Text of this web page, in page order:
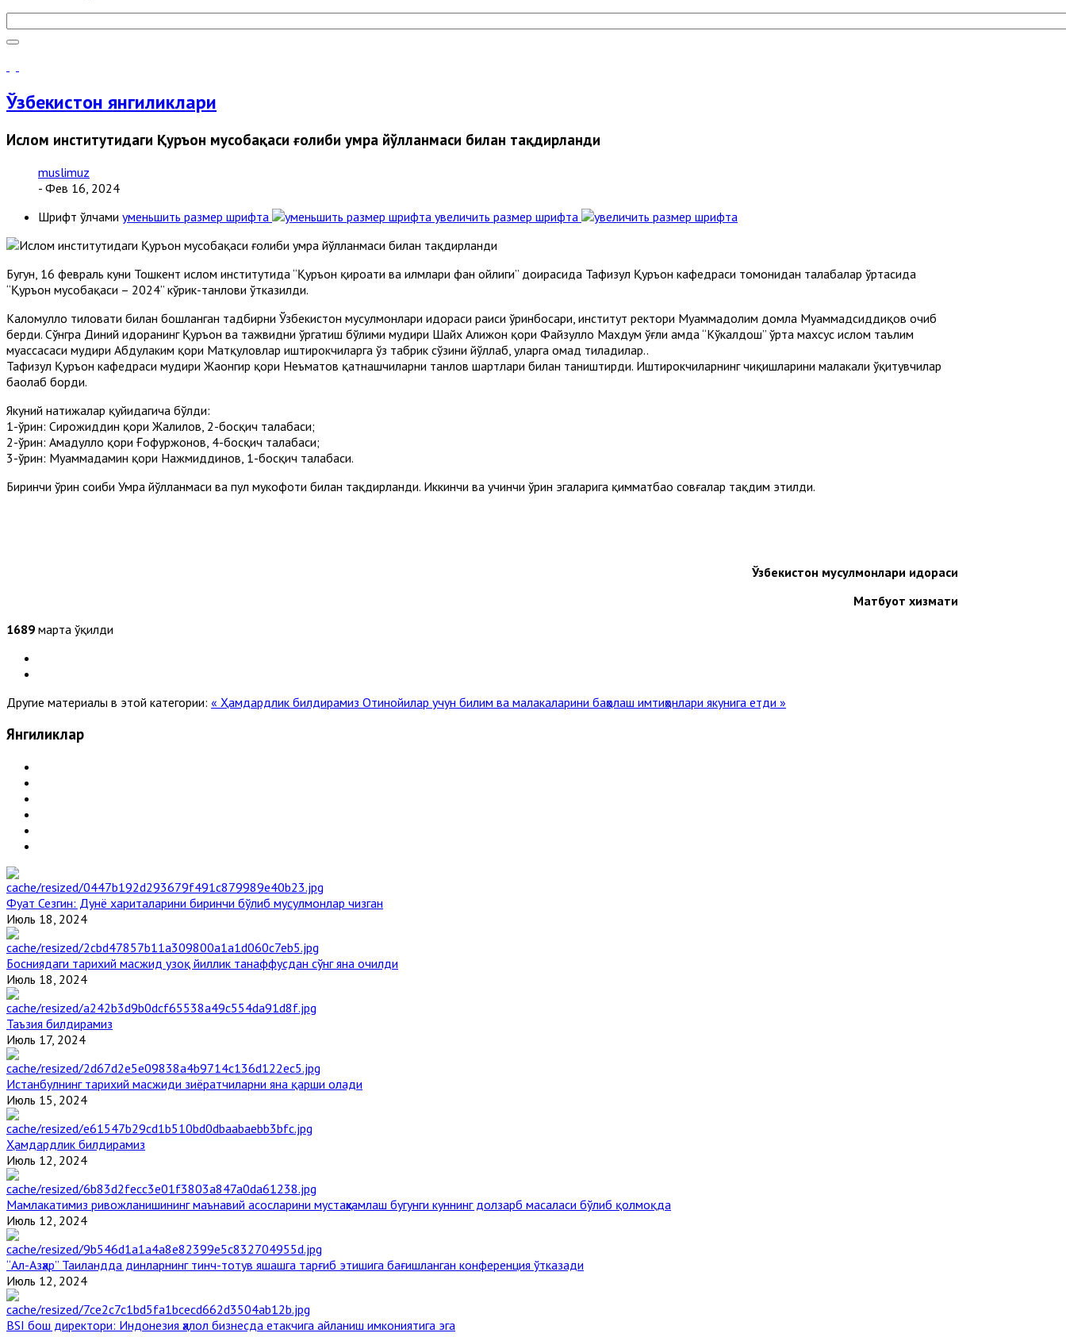
Ўзбекистон янгиликлари
Ислом институтидаги Қуръон мусобақаси ғолиби умра йўлланмаси билан тақдирланди
muslimuz
- Фев 16, 2024
Шрифт ўлчами уменьшить размер шрифта увеличить размер шрифта
Бугун, 16 февраль куни Тошкент ислом институтида “Қуръон қироати ва илмлари фан ойлиги” доирасида Таҳфизул Қуръон кафедраси томонидан талабалар ўртасида
“Қуръон мусобақаси – 2024” кўрик-танлови ўтказилди.
Каломуллоҳ тиловати билан бошланган тадбирни Ўзбекистон мусулмонлари идораси раиси ўринбосари, институт ректори Муҳаммадолим домла Муҳаммадсиддиқов очиб
берди. Сўнгра Диний идоранинг Қуръон ва тажвидни ўргатиш бўлими мудири Шайх Алижон қори Файзуллоҳ Махдум ўғли ҳамда “Кўкалдош” ўрта махсус ислом таълим
муассасаси мудири Абдулҳаким қори Матқуловлар иштирокчиларга ўз табрик сўзини йўллаб, уларга омад тиладилар..
Таҳфизул Қуръон кафедраси мудири Жаҳонгир қори Неъматов қатнашчиларни танлов шартлари билан таништирди. Иштирокчиларнинг чиқишларини малакали ўқитувчилар
баҳолаб борди.
Якуний натижалар қуйидагича бўлди:
1-ўрин: Сирожиддин қори Жалилов, 2-босқич талабаси;
2-ўрин: Аҳмадуллоҳ қори Ғофуржонов, 4-босқич талабаси;
3-ўрин: Муҳаммадамин қори Нажмиддинов, 1-босқич талабаси.
Биринчи ўрин соҳиби Умра йўлланмаси ва пул мукофоти билан тақдирланди. Иккинчи ва учинчи ўрин эгаларига қимматбаҳо совғалар тақдим этилди.
Ўзбекистон мусулмонлари идораси
Матбуот хизмати
1689 марта ўқилди
Другие материалы в этой категории: « Ҳамдардлик билдирамиз Отинойилар учун билим ва малакаларини баҳолаш имтиҳонлари якунига етди »
Янгиликлар
Фуат Сезгин: Дунё хариталарини биринчи бўлиб мусулмонлар чизган
Июль 18, 2024
Босниядаги тарихий масжид узоқ йиллик танаффусдан сўнг яна очилди
Июль 18, 2024
Таъзия билдирамиз
Июль 17, 2024
Истанбулнинг тарихий масжиди зиёратчиларни яна қарши олади
Июль 15, 2024
Ҳамдардлик билдирамиз
Июль 12, 2024
Мамлакатимиз ривожланишининг маънавий асосларини мустаҳкамлаш бугунги куннинг долзарб масаласи бўлиб қолмоқда
Июль 12, 2024
“Ал-Азҳар” Таиландда динларнинг тинч-тотув яшашга тарғиб этишига бағишланган конференция ўтказади
Июль 12, 2024
BSI бош директори: Индонезия ҳалол бизнесда етакчига айланиш имкониятига эга